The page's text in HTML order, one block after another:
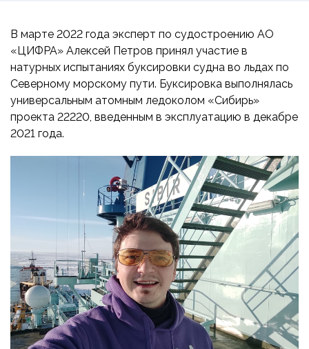
СТРОИТЕЛЬСТВО
ПРИБОРОСТРОЕНИЕ
ТРАНСПОРТ
ТУРБОМАШИНЫ
МАТЕРИАЛЫ И ТЕХНОЛОГИИ
БИОТЕХНОЛОГИИ
АЭРОКОСМОС
ВЕБИНАРЫ
ПУБЛИКАЦИИ
В марте 2022 года эксперт по судостроению АО
«ЦИФРА» Алексей Петров принял участие в
натурных испытаниях буксировки судна во льдах по
Северному морскому пути. Буксировка выполнялась
универсальным атомным ледоколом «Сибирь»
проекта 22220, введенным в эксплуатацию в декабре
2021 года.